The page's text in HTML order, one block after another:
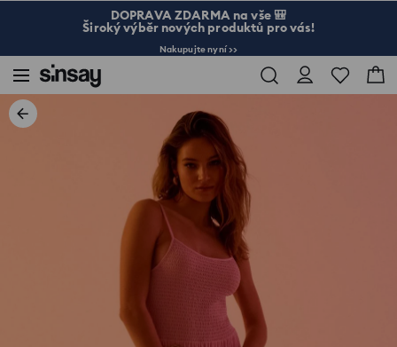
DOPRAVA ZDARMA na vše 🎒
Široký výběr nových produktů pro vás!
Nakupujte nyní >>